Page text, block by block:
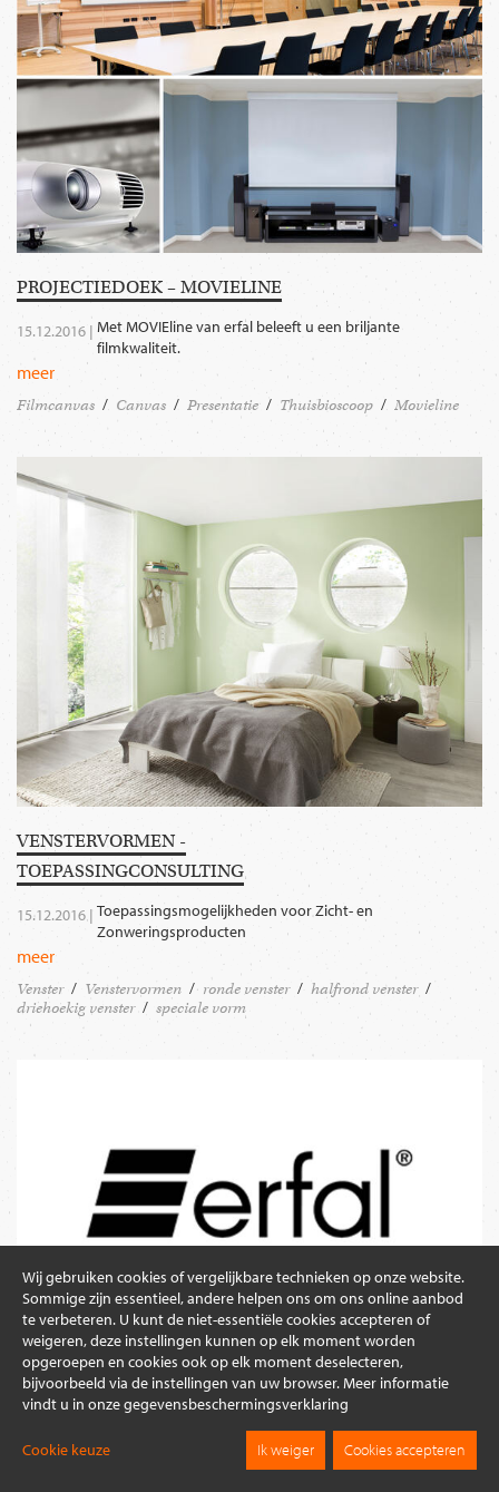
Wij gebruiken cookies of vergelijkbare technieken op onze website.
Sommige zijn essentieel, andere helpen ons om ons online aanbod
te verbeteren. U kunt de niet-essentiële cookies accepteren of
weigeren, deze instellingen kunnen op elk moment worden
opgeroepen en cookies ook op elk moment deselecteren,
bijvoorbeeld via de instellingen van uw browser. Meer informatie
vindt u in onze gegevensbeschermingsverklaring
Cookie keuze Ik weiger Cookies accepteren
PROJECTIEDOEK – MOVIELINE
15.12.2016 | Met MOVIEline van erfal beleeft u een briljante
filmkwaliteit.
meer
Filmcanvas Canvas Presentatie Thuisbioscoop Movieline
VENSTERVORMEN -
TOEPASSINGCONSULTING
15.12.2016 | Toepassingsmogelijkheden voor Zicht- en
Zonweringsproducten
meer
Venster Venstervormen ronde venster
halfrond venster
driehoekig venster
speciale vorm
ERFAL-STICHTING